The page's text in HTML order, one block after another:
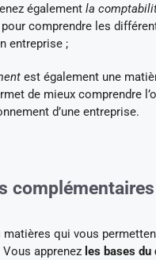
également la
comprendre les
entreprise ;
est également une
de mieux comprendre
d’une entreprise.
complémentaires
qui vous
Vous apprenez les bases du